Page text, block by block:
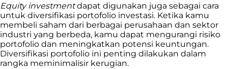
Equity investmentdapat digunakan juga sebagai cara
untuk diversifikasi portofolio investasi. Ketika kamu
membeli saham dari berbagai perusahaan dan sektor
industri yang berbeda, kamu dapat mengurangi risiko
portofolio dan meningkatkan potensi keuntungan.
Diversifikasi portofolio ini penting dilakukan dalam
rangka meminimalisir kerugian.